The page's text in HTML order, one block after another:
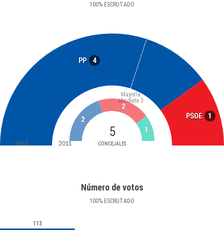
100% ESCRUTADO
PP 4
PSOE 1
5
CONCEJALES
Mayoría
absoluta 3
2
2
1
2015 2011
Número de votos
100% ESCRUTADO
113